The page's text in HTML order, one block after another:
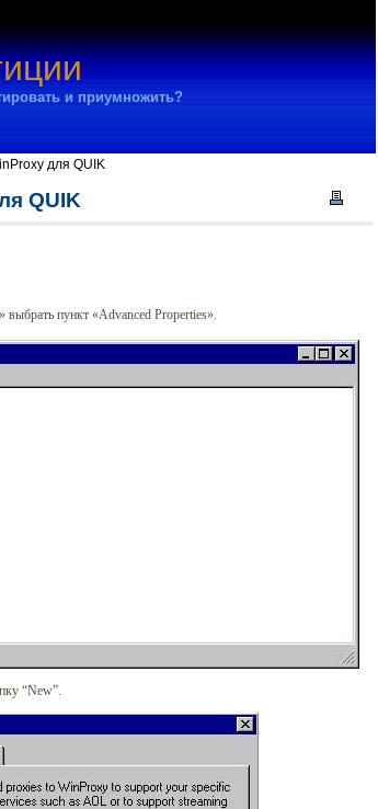
и приумножить?
для QUIK
QUIK
пункт «Advanced Properties».
“New”.